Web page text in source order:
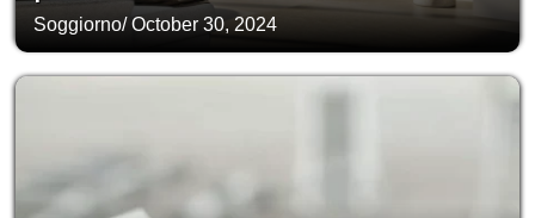
Soggiorno/October 30, 2024